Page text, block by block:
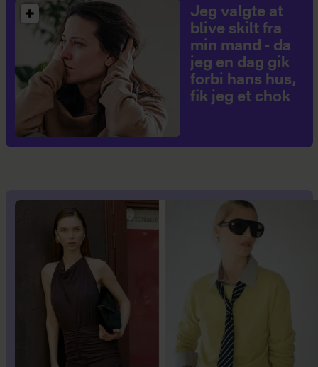
Jeg valgte at
blive skilt fra
min mand - da
jeg en dag gik
forbi hans hus,
fik jeg et chok